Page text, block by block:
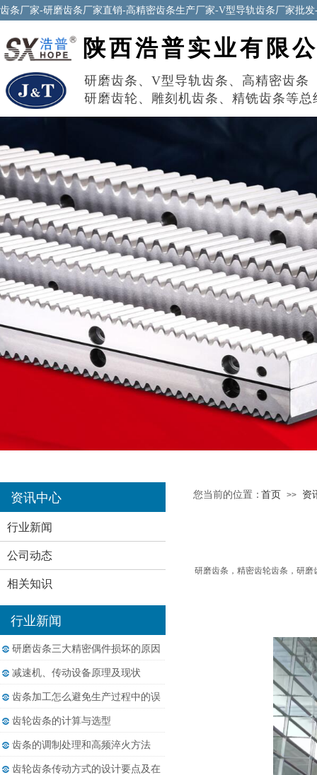
齿条厂家-研磨齿条厂家直销-高精密齿条生产厂家-V型导轨齿条厂家批
研磨齿条 、 V型导轨齿条 、 高精密齿条
研磨齿轮 、 雕刻机齿条 、 精铣齿条等总
陕西浩普实业有限
资讯中心 您当前的位置：首页 >> 资
行业新闻
公司动态
相关知识
研磨齿条，精密齿轮齿条，研磨
行业新闻
研磨齿条三大精密偶件损坏的原因
减速机、传动设备原理及现状
齿条加工怎么避免生产过程中的误
差......
齿轮齿条的计算与选型
齿条的调制处理和高频淬火方法
齿轮齿条传动方式的设计要点及在